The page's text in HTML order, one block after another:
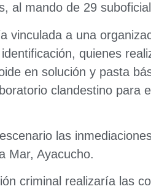
al mando de 29
vinculada a una
quienes
en solución y pasta
clandestino para
las
Mar, Ayacucho.
criminal realizaría las